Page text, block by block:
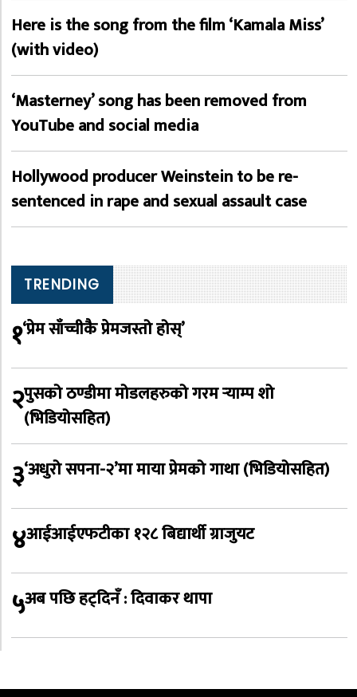
Here is the song from the film ‘Kamala Miss’
(with video)
‘Masterney’ song has been removed from
YouTube and social media
Hollywood producer Weinstein to be re-
sentenced in rape and sexual assault case
TRENDING
१‘प्रेम साँच्चीकै प्रेमजस्तो होस्’
२पुसको ठण्डीमा मोडलहरुको गरम र्‍याम्प शो
(भिडियोसहित)
३‘अधुरो सपना-२’मा माया प्रेमको गाथा (भिडियोसहित)
४आईआईएफटीका १२८ बिद्यार्थी ग्राजुयट
५अब पछि हट्दिनँ : दिवाकर थापा